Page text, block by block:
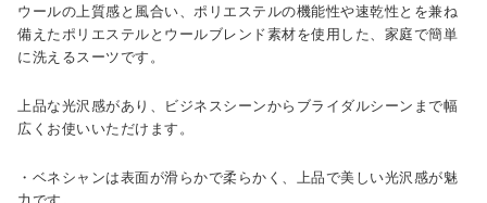
ウールの上質感と風合い、ポリエステルの機能性や速乾性とを兼ね
備えたポリエステルとウールブレンド素材を使用した、家庭で簡単
に洗えるスーツです。
上品な光沢感があり、ビジネスシーンからブライダルシーンまで幅
広くお使いいただけます。
・ベネシャンは表面が滑らかで柔らかく、上品で美しい光沢感が魅
力です。